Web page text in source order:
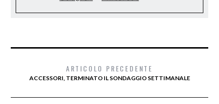
ARTICOLO PRECEDENTE
ACCESSORI, TERMINATO IL SONDAGGIO SETTIMANALE